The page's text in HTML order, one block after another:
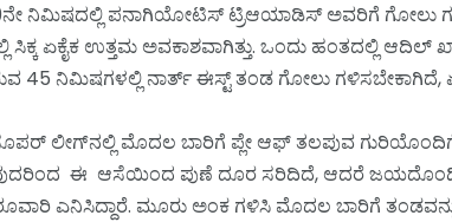
ನಿಮಿಷದಲ್ಲಿ ಪನಾಗಿಯೋಟಿಸ್ ಟ್ರಿಆಯಾಡಿಸ್ ಅವರಿಗೆ ಗೋಲು
ಸಿಕ್ಕ ಏಕೈಕ ಉತ್ತಮ ಅವಕಾಶವಾಗಿತ್ತು. ಒಂದು ಹಂತದಲ್ಲಿ
45 ನಿಮಿಷಗಳಲ್ಲಿ ನಾರ್ತ್ ಈಸ್ಟ್ ತಂಡ ಗೋಲು
ಮೊದಲ ಬಾರಿಗೆ ಪ್ಲೇ ಆಫ್ ತಲಪುವ ಗುರಿಯೊಂದಿಗೆ
ಈ ಆಸೆಯಿಂದ ಪುಣೆ ದೂರ ಸರಿದಿದೆ, ಆದರೆ
ಎನಿಸಿದ್ದಾರೆ. ಮೂರು ಅಂಕ ಗಳಿಸಿ ಮೊದಲ ಬಾರಿಗೆ